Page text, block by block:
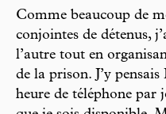
Comme beaucoup de
conjointes de détenus,
l’autre tout en
de la prison. J’y
heure de téléphone par